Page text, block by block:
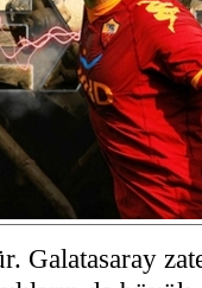
Galatasaray